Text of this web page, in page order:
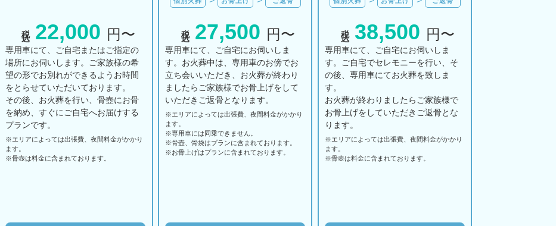
22,000 円〜
専用車にて、ご自宅またはご指定の
場所にお伺いします。ご家族様の希
望の形でお別れができるようお時間
をとらせていただいております。
その後、お火葬を行い、骨壺にお骨
を納め、すぐにご自宅へお届けする
プランです。
※エリアに よっては出張費、夜間料金がかかり
ます。
※骨壺は料金に含まれております。
27,500 円〜
専用車にて、ご自宅にお伺いしま
す。お火葬中は、専用車のお傍でお
立ち会いいただき、お火葬が終わり
ましたらご家族様でお骨上げをして
いただきご返骨となります。
※エリアに よっては出張費、夜間料金がかかり
ます。
※専用車には同乗できません。
※骨壺、骨袋はプランに含まれております。
※お骨上げはプランに含まれております。
38,500 円〜
専用車にて、ご自宅にお伺いしま
す。ご自宅でセレモニーを行い、そ
の後、専用車にてお火葬を致しま
す。
お火葬が終わりましたらご家族様で
お骨上げをしていただきご返骨とな
ります。
※エリアに よっては出張費、夜間料金がかかり
ます。
※骨壺は料金に含まれております。